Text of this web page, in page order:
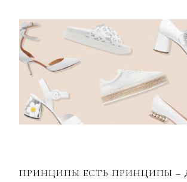
ПРИНЦИПЫ ЕСТЬ ПРИНЦИПЫ –